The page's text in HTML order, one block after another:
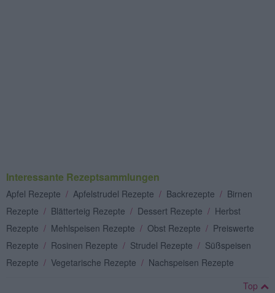
Interessante Rezeptsammlungen
Apfel Rezepte / Apfelstrudel Rezepte / Backrezepte / Birnen
Rezepte / Blätterteig Rezepte / Dessert Rezepte / Herbst
Rezepte / Mehlspeisen Rezepte / Obst Rezepte / Preiswerte
Rezepte / Rosinen Rezepte / Strudel Rezepte / Süßspeisen
Rezepte / Vegetarische Rezepte / Nachspeisen Rezepte
Top